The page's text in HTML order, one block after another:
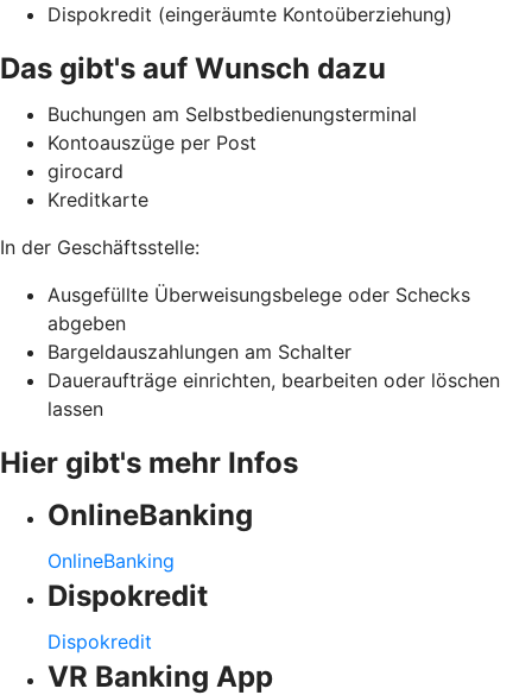
Dispokredit (eingeräumte Kontoüberziehung)
Das gibt's auf Wunsch dazu
Buchungen am Selbstbedienungsterminal
Kontoauszüge per Post
girocard
Kreditkarte
In der Geschäftsstelle:
Ausgefüllte Überweisungsbelege oder Schecks
abgeben
Bargeldauszahlungen am Schalter
Daueraufträge einrichten, bearbeiten oder löschen
lassen
Hier gibt's mehr Infos
OnlineBanking
OnlineBanking
Dispokredit
Dispokredit
VR Banking App